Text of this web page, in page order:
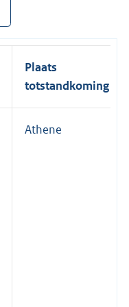
Plaats
totstandkoming
Athene